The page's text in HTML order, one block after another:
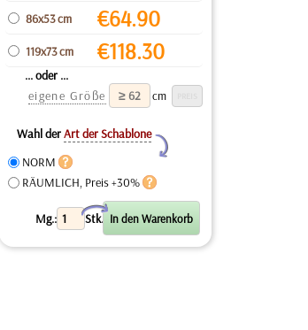
86x53 cm €64.90
119x73 cm €118.30
... oder ...
eigene Größe
cm
Wahl derArt der Schablone
Y
NORM
RÄUMLICH, Preis +30%
Mg.: Stk.
X